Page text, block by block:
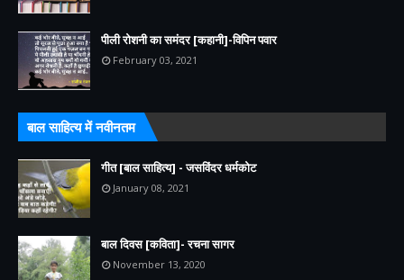
पीली रोशनी का समंदर [कहानी]-विपिन पवार
February 03, 2021
बाल साहित्य में नवीनतम
गीत [बाल साहित्य] - जसविंदर धर्मकोट
January 08, 2021
बाल दिवस [कविता]- रचना सागर
November 13, 2020